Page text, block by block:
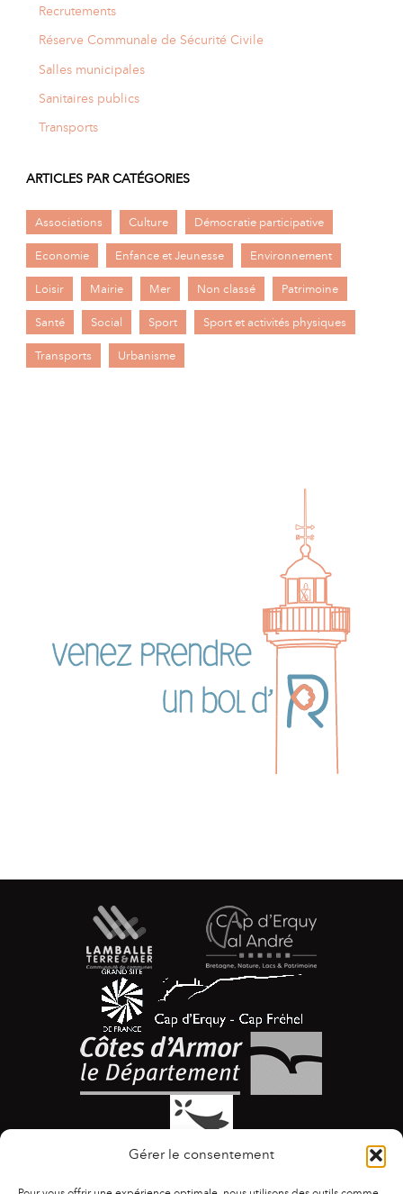
Gérer le consentement
Recrutements
Réserve Communale de Sécurité Civile
Salles municipales
Sanitaires publics
Transports
ARTICLES PAR CATÉGORIES
Associations Culture Démocratie participative
Economie Enfance et Jeunesse Environnement
Loisir Mairie Mer Non classé Patrimoine
Santé Social Sport Sport et activités physiques
Transports Urbanisme